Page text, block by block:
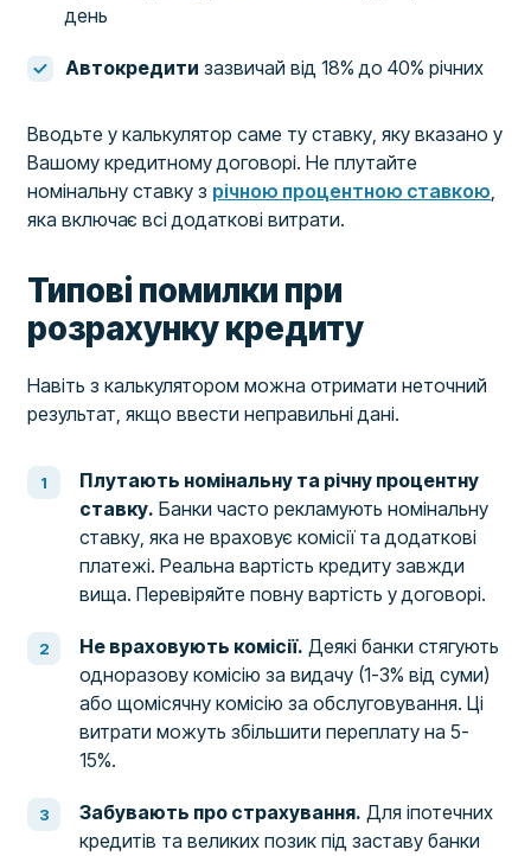
день
Автокредити зазвичай від 18% до 40% річних
Вводьте у калькулятор саме ту ставку, яку вказано у
Вашому кредитному договорі. Не плутайте
номінальну ставку з річною процентною ставкою,
яка включає всі додаткові витрати.
Типові помилки при
розрахунку кредиту
Навіть з калькулятором можна отримати неточний
результат, якщо ввести неправильні дані.
Плутають номінальну та річну процентну
ставку. Банки часто рекламують номінальну
ставку, яка не враховує комісії та додаткові
платежі. Реальна вартість кредиту завжди
вища. Перевіряйте повну вартість у договорі.
Не враховують комісії. Деякі банки стягують
одноразову комісію за видачу (1-3% від суми)
або щомісячну комісію за обслуговування. Ці
витрати можуть збільшити переплату на 5-
15%.
Забувають про страхування. Для іпотечних
кредитів та великих позик під заставу банки